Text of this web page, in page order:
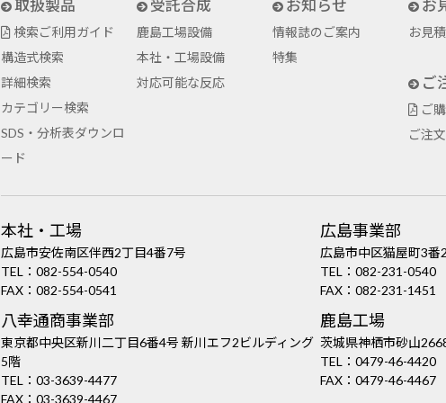
取扱製品
検索ご利用ガイド
構造式検索
詳細検索
カテゴリー検索
SDS・分析表ダウンロ
ード
受託合成
鹿島工場設備
本社・工場設備
対応可能な反応
お知らせ
情報誌のご案内
特集
お
お見
ご
ご
ご注
本社・工場
広島市安佐南区伴西2丁目4番7号
TEL： 082-554-0540
FAX：082-554-0541
広島事業部
広島市中区猫屋町3番
TEL：082-231-0540
FAX：082-231-1451
八幸通商事業部
東京都中央区新川二丁目6番4号 新川エフ2ビルディング
5階
TEL： 03-3639-4477
FAX：03-3639-4467
鹿島工場
茨城県神栖市砂山
TEL：0479-46-4420
FAX：0479-46-4467